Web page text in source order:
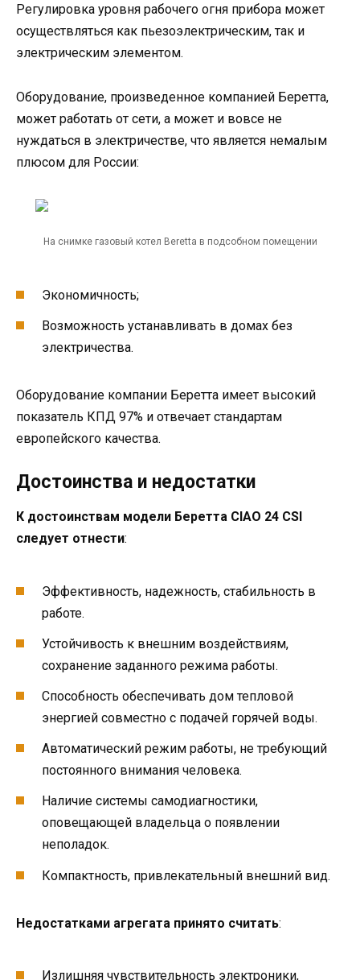
Регулировка уровня рабочего огня прибора может
осуществляться как пьезоэлектрическим, так и
электрическим элементом.
Оборудование, произведенное компанией Беретта,
может работать от сети, а может и вовсе не
нуждаться в электричестве, что является немалым
плюсом для России:
На снимке газовый котел Beretta в подсобном помещении
Экономичность;
Возможность устанавливать в домах без
электричества.
Оборудование компании Беретта имеет высокий
показатель КПД 97% и отвечает стандартам
европейского качества.
Достоинства и недостатки
К достоинствам модели Беретта CIAO 24 CSI
следует отнести:
Эффективность, надежность, стабильность в
работе.
Устойчивость к внешним воздействиям,
сохранение заданного режима работы.
Способность обеспечивать дом тепловой
энергией совместно с подачей горячей воды.
Автоматический режим работы, не требующий
постоянного внимания человека.
Наличие системы самодиагностики,
оповещающей владельца о появлении
неполадок.
Компактность, привлекательный внешний вид.
Недостатками агрегата принято считать:
Излишняя чувствительность электроники,